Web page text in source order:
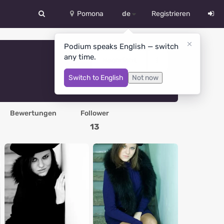
Pomona de
English
Español
Український
Registrieren
Podium speaks English — switch
any time.
Switch to English Not now
Bewertungen Follower
13